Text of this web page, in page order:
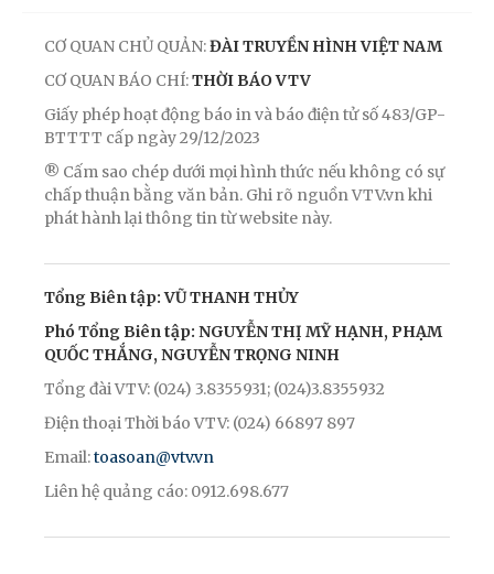
CƠ QUAN CHỦ QUẢN:ĐÀI TRUYỀN HÌNH VIỆT NAM
CƠ QUAN BÁO CHÍ:THỜI BÁO VTV
Giấy phép hoạt động báo in và báo điện tử số 483/GP-
BTTTT cấp ngày 29/12/2023
® Cấm sao chép dưới mọi hình thức nếu không có sự
chấp thuận bằng văn bản. Ghi rõ nguồn VTV.vn khi
phát hành lại thông tin từ website này.
Tổng Biên tập: VŨ THANH THỦY
Phó Tổng Biên tập: NGUYỄN THỊ MỸ HẠNH, PHẠM
QUỐC THẮNG, NGUYỄN TRỌNG NINH
Tổng đài VTV: (024) 3.8355931; (024)3.8355932
Điện thoại Thời báo VTV: (024) 66897 897
Email:toasoan@vtv.vn
Liên hệ quảng cáo: 0912.698.677